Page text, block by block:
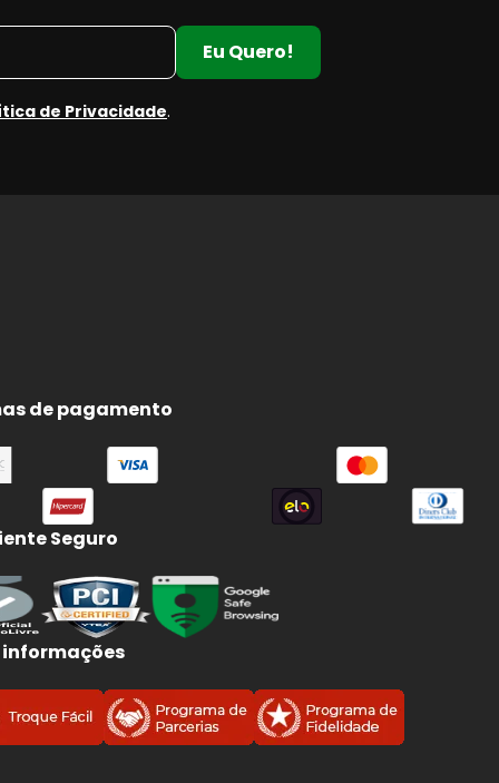
Eu Quero!
de Privacidade.
de pagamento
Seguro
informações